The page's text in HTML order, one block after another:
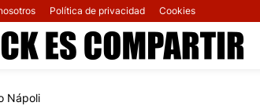
Política de privacidad Cookies
Nápoli